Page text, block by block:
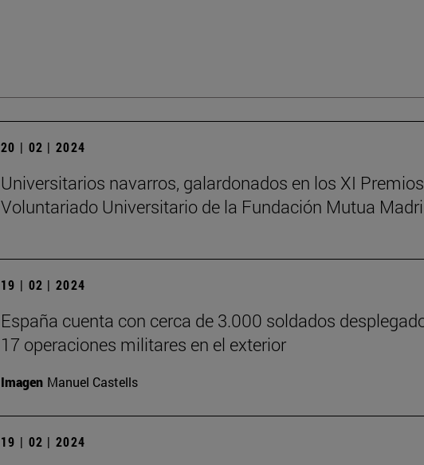
20 | 02 | 2024
Universitarios navarros, galardonados en los XI
Voluntariado Universitario de la Fundación Mutua
19 | 02 | 2024
España cuenta con cerca de 3.000 soldados
17 operaciones militares en el exterior
Imagen Manuel Castells
19 | 02 | 2024